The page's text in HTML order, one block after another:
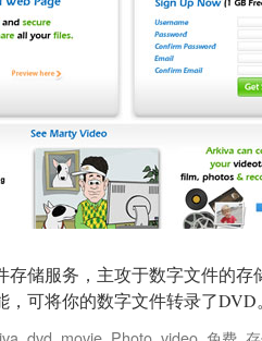
存储服务，主攻于数字文件的存
，可将你的数字文件转录了